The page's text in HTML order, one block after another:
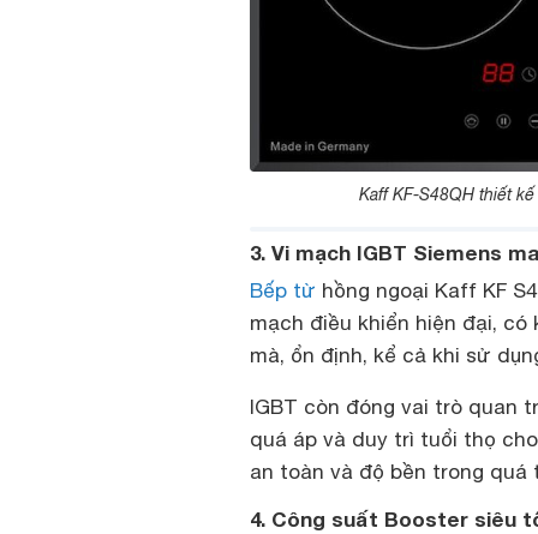
Kaff KF-S48QH thiết
3. Vi mạch IGBT Siemens
Bếp từ hồng ngoại Kaff KF
mạch điều khiển hiện đại,
mà, ổn định, kể cả khi sử
IGBT còn đóng vai trò quan
quá áp và duy trì tuổi thọ
an toàn và độ bền trong quá
4. Công suất Booster siêu